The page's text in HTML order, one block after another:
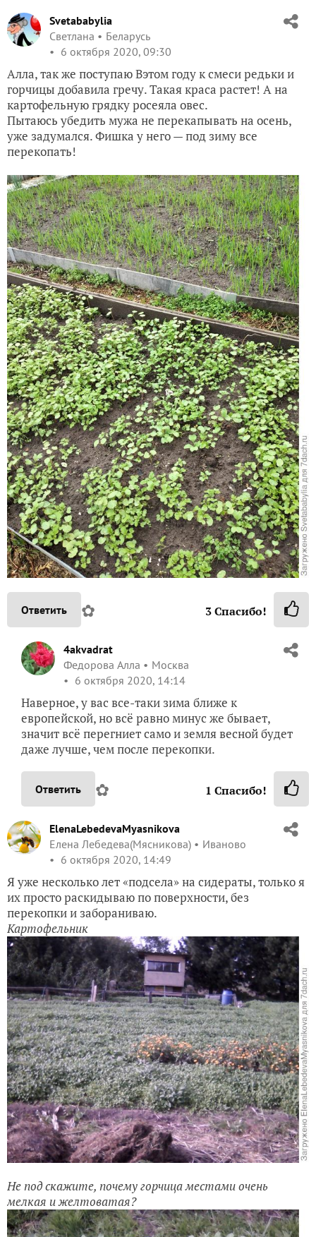
Svetababylia
Светлана
Беларусь
6 октября 2020, 09:30
Алла, так же поступаю Вэтом году к смеси редьки и
горчицы добавила гречу. Такая краса растет! А на
картофельную грядку росеяла овес.
Пытаюсь убедить мужа не перекапывать на осень,
уже задумался. Фишка у него — под зиму все
перекопать!
Ответить ✿ 3Спасибо!
4akvadrat
Федорова Алла
Москва
6 октября 2020, 14:14
Наверное, у вас все-таки зима ближе к
европейской, но всё равно минус же бывает,
значит всё перегниет само и земля весной будет
даже лучше, чем после перекопки.
Ответить ✿ 1 Спасибо!
ElenaLebedevaMyasnikova
Елена Лебедева(Мясникова)
Иваново
6 октября 2020, 14:49
Я уже несколько лет «подсела» на сидераты, только я
их просто раскидываю по поверхности, без
перекопки и забораниваю.
Картофельник
Не под скажите, почему горчица местами очень
мелкая и желтоватая?